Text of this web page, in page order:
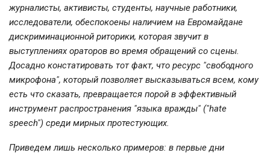
журналисты, активисты, студенты, научные работники,
исследователи, обеспокоены наличием на Евромайдане
дискриминационной риторики, которая звучит в
выступлениях ораторов во время обращений со сцены.
Досадно констатировать тот факт, что ресурс "свободного
микрофона", который позволяет высказываться всем, кому
есть что сказать, превращается порой в эффективный
инструмент распространения "языка вражды" ("hate
speech") среди мирных протестующих.
Приведем лишь несколько примеров: в первые дни